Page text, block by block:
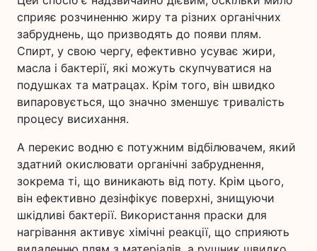
сприяє розчиненню жиру та різних органічних
забруднень, що призводять до появи плям.
Спирт, у свою чергу, ефективно усуває жири,
масла і бактерії, які можуть скупчуватися на
подушках та матрацах. Крім того, він швидко
випаровується, що значно зменшує тривалість
процесу висихання.
А перекис водню є потужним відбілювачем, який
здатний окислювати органічні забруднення,
зокрема ті, що виникають від поту. Крім цього,
він ефективно дезінфікує поверхні, знищуючи
шкідливі бактерії. Використання праски для
нагрівання активує хімічні реакції, що сприяють